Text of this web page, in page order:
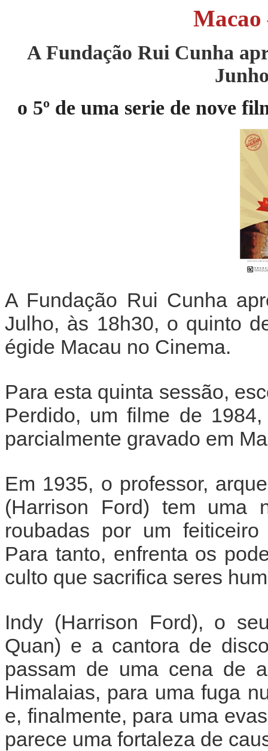
Macao
A Fundação Rui Cunha
o 5º de uma serie de nove
A Fundação Rui Cunha
Julho, às 18h30, o quinto
égide Macau no Cinema.
Para esta quinta sessão,
Perdido, um filme de
parcialmente gravado em
Em 1935, o professor,
(Harrison Ford) tem uma
roubadas por um
Para tanto, enfrenta os
culto que sacrifica seres
Indy (Harrison Ford), o
Quan) e a cantora de
passam de uma cena de
Himalaias, para uma fuga
e, finalmente, para uma
parece uma fortaleza de